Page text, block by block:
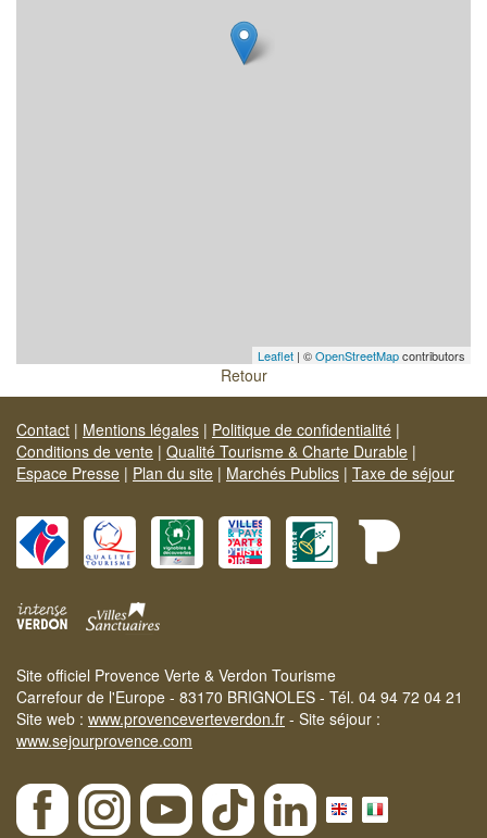
Leaflet | ©OpenStreetMapcontributors
Retour
Contact | Mentions légales | Politique de confidentialité |
Conditions de vente | Qualité Tourisme & Charte Durable |
Espace Presse | Plan du site | Marchés Publics | Taxe de séjour
Site officiel Provence Verte & Verdon Tourisme
Carrefour de l'Europe - 83170 BRIGNOLES - Tél. 04 94 72 04 21
Site web : www.provenceverteverdon.fr - Site séjour :
www.sejourprovence.com